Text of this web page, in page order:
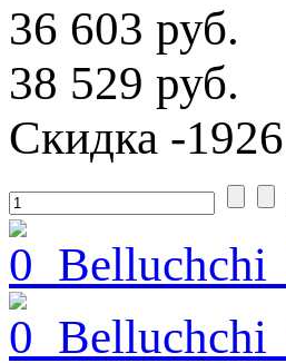
36 603 руб.
38 529 руб.
Скидка -